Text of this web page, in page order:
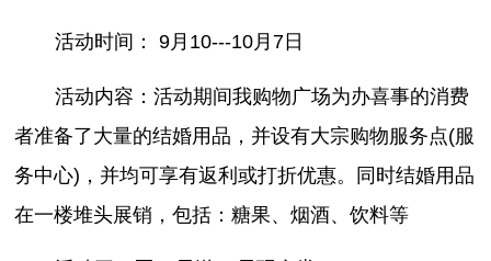
活动时间： 9月10---10月7日
活动内容：活动期间我购物广场为办喜事的消费
者准备了大量的结婚用品，并设有大宗购物服务点(服
务中心)，并均可享有返利或打折优惠。同时结婚用品
在一楼堆头展销，包括：糖果、烟酒、饮料等